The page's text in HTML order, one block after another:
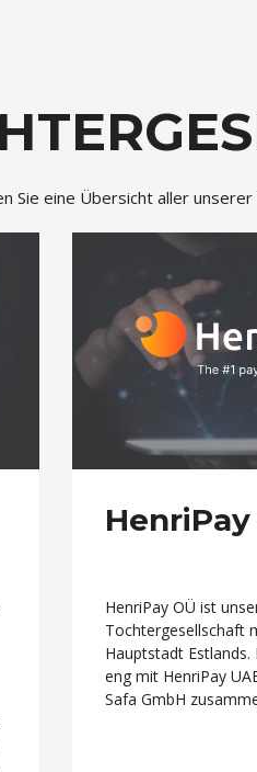
Sie eine Übersicht aller
HenriPay
HenriPay OÜ ist
Tochtergesellschaft
Hauptstadt
eng mit HenriPay
Safa GmbH